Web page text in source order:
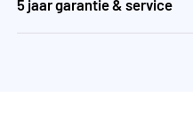
5 jaar garantie & service